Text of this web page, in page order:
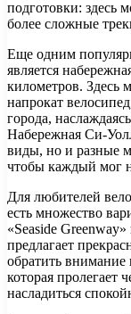
подготовки: здесь
более сложные
Еще одним
является
километров. Здесь
напрокат
города,
Набережная Си-
виды, но и разные
чтобы каждый мог
Для любителей
есть множество
«Seaside Greenway»
предлагает
обратить
которая пролегает
насладиться